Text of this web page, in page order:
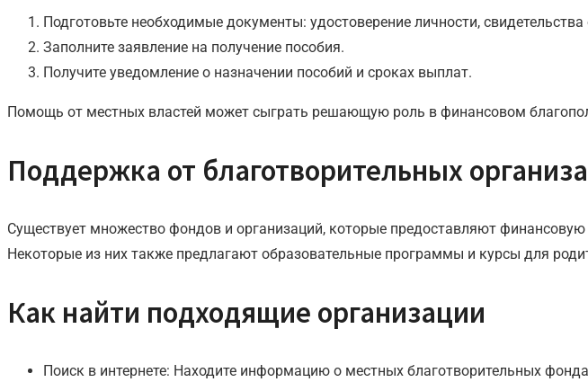
Подготовьте необходимые документы: удостоверение личности,
Заполните заявление на получение пособия.
Получите уведомление о назначении пособий и сроках выплат.
Помощь от местных властей может сыграть решающую роль в финансовом
Поддержка от благотворительных
Существует множество фондов и организаций, которые предоставляют
Некоторые из них также предлагают образовательные программы и курсы для
Как найти подходящие организации
Поиск в интернете: Находите информацию о местных благотворительных